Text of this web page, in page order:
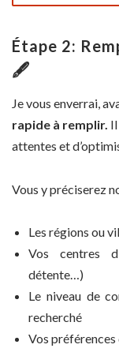
Étape 2:
🖋️
Je vous enverrai,
rapide à remplir.
attentes et
Vous y préciserez
Les régions ou
Vos centres
détente…)
Le niveau de
recherché
Vos